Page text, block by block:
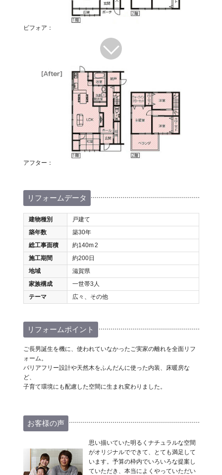
ビフォア：
アフター：
リフォームデータ
建物種別
戸建て
築年数
築30年
総工事面積
約140m2
施工期間
約200日
地域
滋賀県
家族構成
一世帯3人
テーマ
広々、その他
リフォームポイント
ご長男誕生を機に、使われていなかったご実家の離れを全面リフ
ォーム。
バリアフリー設計や天然木をふんだんに使った内装、床暖房な
ど、
子育て環境にも配慮した空間に生まれ変わりました。
お客様の声
思い描いていた明るくナチュラルな空間
がオリジナルでできて、とても満足して
います。予算の枠内でいろいろな提案し
ていただき、本当によくやっていただい